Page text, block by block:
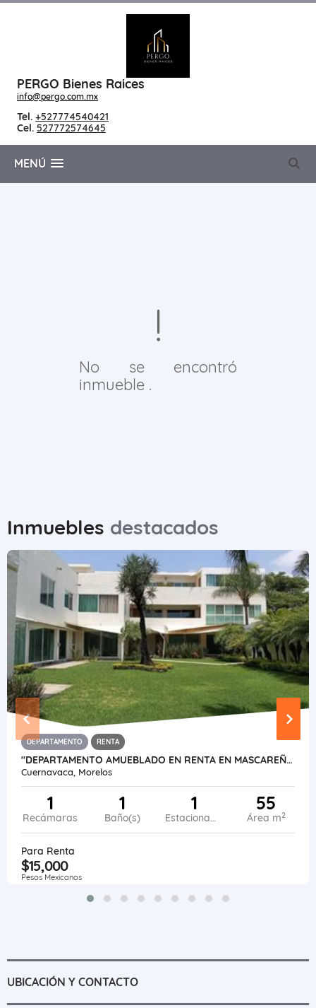
PERGO Bienes Raices
info@pergo.com.mx
Tel. +527774540421
Cel. 527772574645
MENÚ
No se encontró
inmueble .
Inmuebles destacados
DEPARTAMENTO RENTA
"DEPARTAMENTO AMUEBLADO EN RENTA EN MASCAREÑO"
Cuernavaca, Morelos
1
Recámaras
1
Baño(s)
1
Estacionamiento
55
Área m2
Para Renta
$15,000
Pesos Mexicanos
UBICACIÓN Y CONTACTO